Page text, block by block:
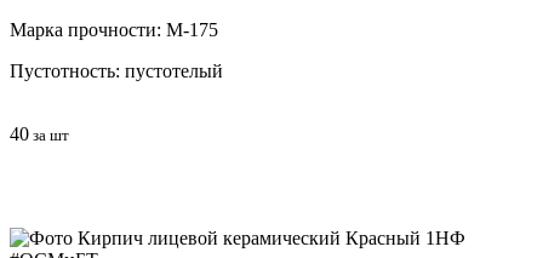
Марка прочности: М-175
Пустотность: пустотелый
40 за шт